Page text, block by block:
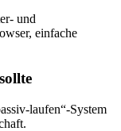
und
einfache
laufen“-System